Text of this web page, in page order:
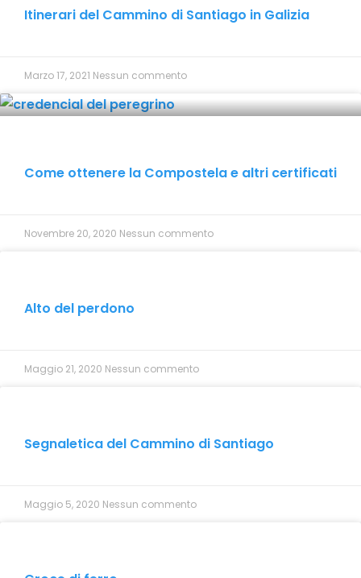
Itinerari del Cammino di Santiago in Galizia
Marzo 17, 2021 Nessun commento
Come ottenere la Compostela e altri certificati
Novembre 20, 2020 Nessun commento
Alto del perdono
Maggio 21, 2020 Nessun commento
Segnaletica del Cammino di Santiago
Maggio 5, 2020 Nessun commento